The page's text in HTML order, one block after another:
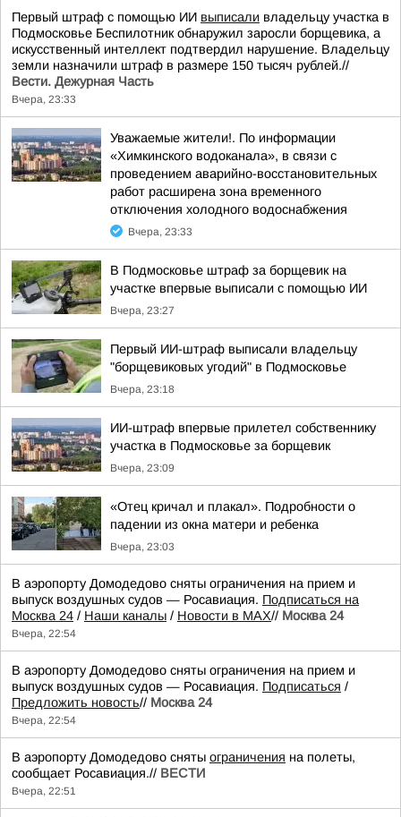
Первый штраф с помощью ИИ выписали владельцу участка в
Подмосковье Беспилотник обнаружил заросли борщевика, а
искусственный интеллект подтвердил нарушение. Владельцу
земли назначили штраф в размере 150 тысяч рублей.//
Вести. Дежурная Часть
Вчера, 23:33
Уважаемые жители!. По информации
«Химкинского водоканала», в связи с
проведением аварийно-восстановительных
работ расширена зона временного
отключения холодного водоснабжения
Вчера, 23:33
В Подмосковье штраф за борщевик на
участке впервые выписали с помощью ИИ
Вчера, 23:27
Первый ИИ-штраф выписали владельцу
"борщевиковых угодий" в Подмосковье
Вчера, 23:18
ИИ-штраф впервые прилетел собственнику
участка в Подмосковье за борщевик
Вчера, 23:09
«Отец кричал и плакал». Подробности о
падении из окна матери и ребенка
Вчера, 23:03
В аэропорту Домодедово сняты ограничения на прием и
выпуск воздушных судов — Росавиация. Подписаться на
Москва 24 / Наши каналы / Новости в MAX// Москва 24
Вчера, 22:54
В аэропорту Домодедово сняты ограничения на прием и
выпуск воздушных судов — Росавиация. Подписаться /
Предложить новость// Москва 24
Вчера, 22:54
В аэропорту Домодедово сняты ограничения на полеты,
сообщает Росавиация.// ВЕСТИ
Вчера, 22:51